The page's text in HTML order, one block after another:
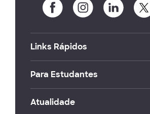
Links Rápidos
Para Estudantes
Atualidade